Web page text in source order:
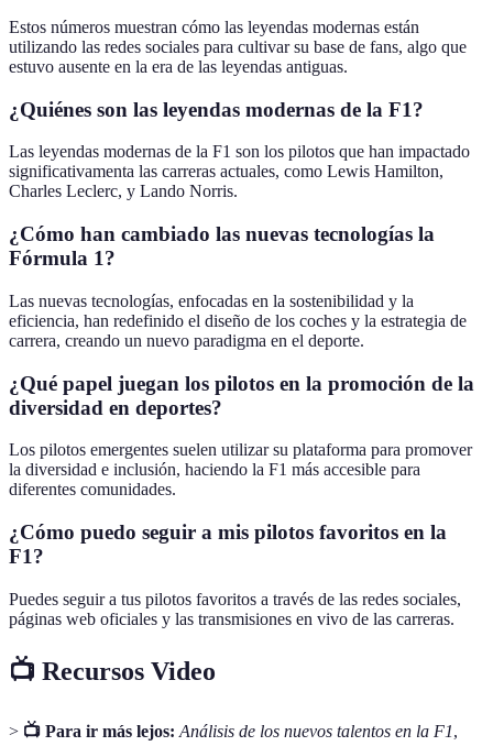
Estos números muestran cómo las leyendas modernas están
utilizando las redes sociales para cultivar su base de fans, algo que
estuvo ausente en la era de las leyendas antiguas.
¿Quiénes son las leyendas modernas de la F1?
Las leyendas modernas de la F1 son los pilotos que han impactado
significativamenta las carreras actuales, como Lewis Hamilton,
Charles Leclerc, y Lando Norris.
¿Cómo han cambiado las nuevas tecnologías la
Fórmula 1?
Las nuevas tecnologías, enfocadas en la sostenibilidad y la
eficiencia, han redefinido el diseño de los coches y la estrategia de
carrera, creando un nuevo paradigma en el deporte.
¿Qué papel juegan los pilotos en la promoción de la
diversidad en deportes?
Los pilotos emergentes suelen utilizar su plataforma para promover
la diversidad e inclusión, haciendo la F1 más accesible para
diferentes comunidades.
¿Cómo puedo seguir a mis pilotos favoritos en la
F1?
Puedes seguir a tus pilotos favoritos a través de las redes sociales,
páginas web oficiales y las transmisiones en vivo de las carreras.
📺 Recursos Video
> 📺 Para ir más lejos: Análisis de los nuevos talentos en la F1,